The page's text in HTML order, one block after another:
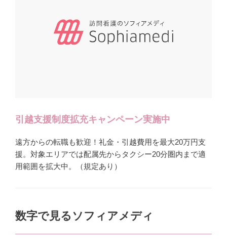
引越支援制度拡充キャンペーン実施中
遠方からの転職も歓迎！礼金・引越費用を最大20万円支
援。対象エリアでは配属先からタクシー20分圏内まで適
用範囲を拡大中。（規定あり）
数字で見るソフィアメディ